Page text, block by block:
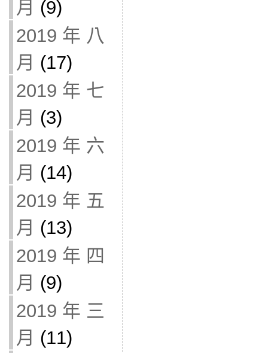
月 (9)
2019 年 八
月 (17)
2019 年 七
月 (3)
2019 年 六
月 (14)
2019 年 五
月 (13)
2019 年 四
月 (9)
2019 年 三
月 (11)